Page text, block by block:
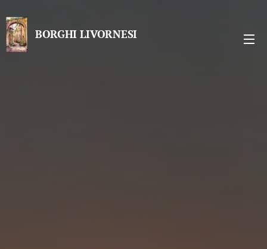
BORGHI LIVORNESI